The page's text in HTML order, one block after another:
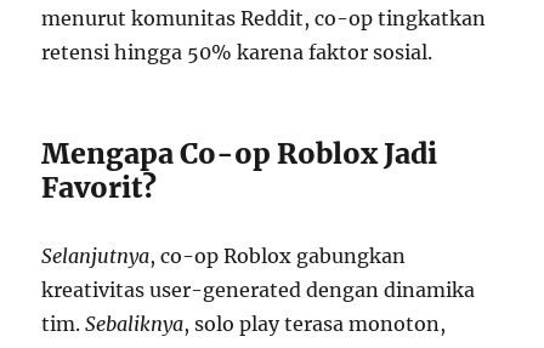
menurut komunitas Reddit, co-op tingkatkan
retensi hingga 50% karena faktor sosial.
Mengapa Co-op Roblox Jadi
Favorit?
Selanjutnya, co-op Roblox gabungkan
kreativitas user-generated dengan dinamika
tim.Sebaliknya, solo play terasa monoton,